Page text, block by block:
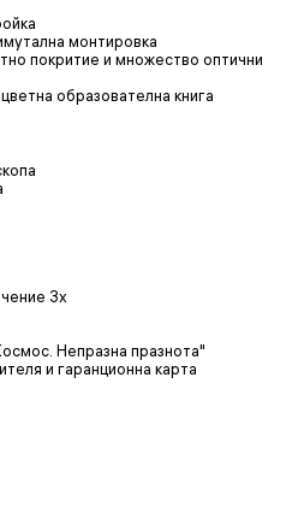
монтировка
покритие и множество оптични
образователна книга
3x
Непразна празнота"
и гаранционна карта